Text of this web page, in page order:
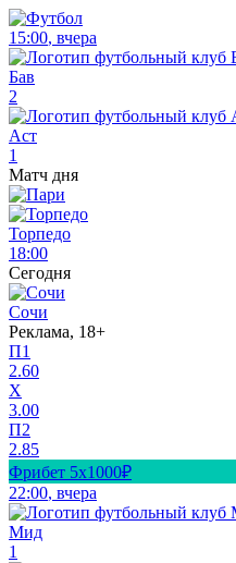
15:00, вчера
Бав
2
Аст
1
Матч дня
Торпедо
18:00
Сегодня
Сочи
Реклама, 18+
П1
2.60
X
3.00
П2
2.85
Фрибет 5х1000₽
22:00, вчера
Мид
1